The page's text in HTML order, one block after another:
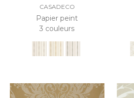
CASADECO
Papier peint
3 couleurs